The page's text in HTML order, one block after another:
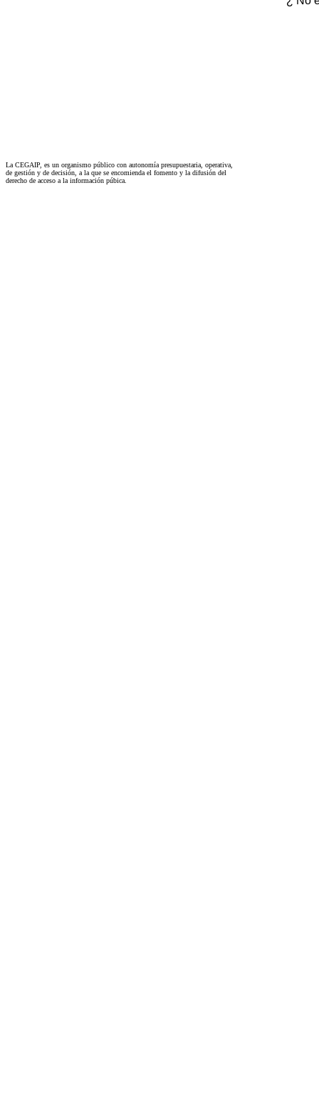
La CEGAIP, es un organismo público con autonomía presupuestaria, operativa,
de gestión y de decisión, a la que se encomienda el fomento y la difusión del
derecho de acceso a la información púbica.